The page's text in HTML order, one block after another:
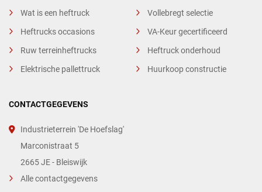
Wat is een heftruck
Heftrucks occasions
Ruw terreinheftrucks
Elektrische pallettruck
Vollebregt selectie
VA-Keur gecertificeerd
Heftruck onderhoud
Huurkoop constructie
CONTACTGEGEVENS
Industrieterrein 'De Hoefslag'
Marconistraat 5
2665 JE - Bleiswijk
Alle contactgegevens